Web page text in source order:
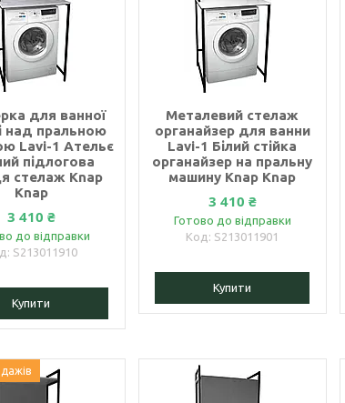
для ванної
над пральною
Lavi-1 Ательє
підлогова
стелаж Knap
Knap
3 410 ₴
до відправки
S213011910
Купити
Металевий стелаж
органайзер для ванни
Lavi-1 Білий стійка
органайзер на пральну
машину Knap Knap
3 410 ₴
Готово до відправки
S213011901
Купити